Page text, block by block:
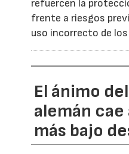
refuercen la
frente a riesgos
uso incorrecto de los
El ánimo
alemán cae
más bajo